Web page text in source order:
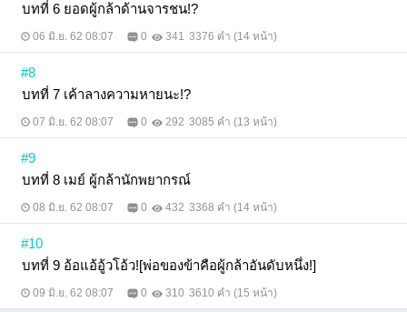
บทที่ 6 ยอดผู้กล้าด้านจารชน!?
06 มิ.ย. 62 08:07 0 341 3376 คำ (14 หน้า)
#8
บทที่ 7 เค้าลางความหายนะ!?
07 มิ.ย. 62 08:07 0 292 3085 คำ (13 หน้า)
#9
บทที่ 8 เมย์ ผู้กล้านักพยากรณ์
08 มิ.ย. 62 08:07 0 432 3368 คำ (14 หน้า)
#10
บทที่ 9 อ้อแอ้อู้วโอ้ว![พ่อของข้าคือผู้กล้าอันดับหนึ่ง!]
09 มิ.ย. 62 08:07 0 310 3610 คำ (15 หน้า)